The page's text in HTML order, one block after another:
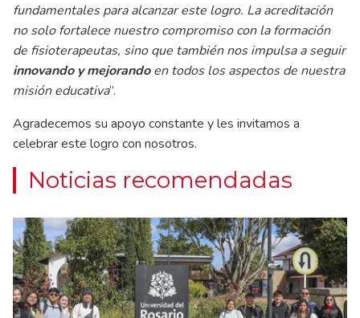
fundamentales para alcanzar este logro. La acreditación
no solo fortalece nuestro compromiso con la formación
de fisioterapeutas, sino que también nos impulsa a seguir
innovando y mejorandoen todos los aspectos de nuestra
misión educativa”.
Agradecemos su apoyo constante y les invitamos a
celebrar este logro con nosotros.
Noticias recomendadas